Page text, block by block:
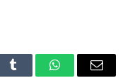
Tumblr WhatsAppEmail